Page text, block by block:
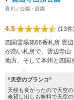
香川／公園・庭園
4.5
(13件
四国霊場第66番札所 雲
が高い札所で、雲辺寺山
地方、そして本州と四国
“天空のブランコ”
天候も良かったので天空
傘貸し出しも無料で天空の